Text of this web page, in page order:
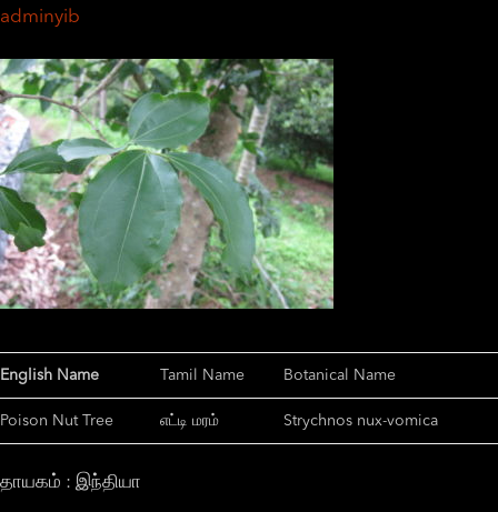
adminyib
English Name Tamil Name Botanical Name
Poison Nut Tree எட்டி மரம் Strychnos nux-vomica
தாயகம் : இந்தியா